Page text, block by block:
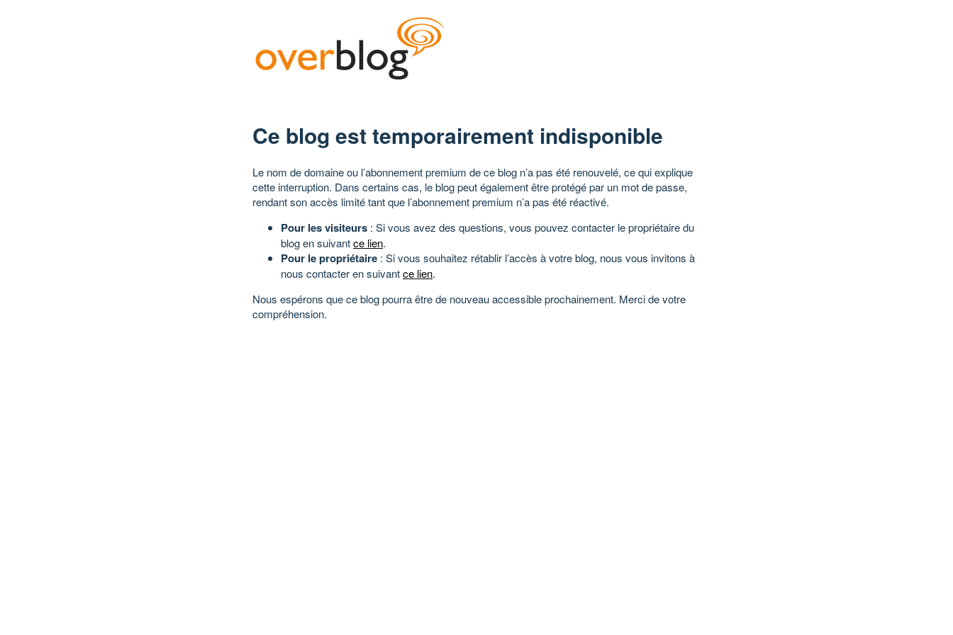
Ce blog est temporairement indisponible
Le nom de domaine ou l’abonnement premium de ce blog n’a pas été renouvelé, ce qui explique
cette interruption. Dans certains cas, le blog peut également être protégé par un mot de passe,
rendant son accès limité tant que l’abonnement premium n’a pas été réactivé.
Pour les visiteurs : Si vous avez des questions, vous pouvez contacter le propriétaire du
blog en suivantce lien.
Pour le propriétaire : Si vous souhaitez rétablir l’accès à votre blog, nous vous invitons à
nous contacter en suivantce lien.
Nous espérons que ce blog pourra être de nouveau accessible prochainement. Merci de votre
compréhension.